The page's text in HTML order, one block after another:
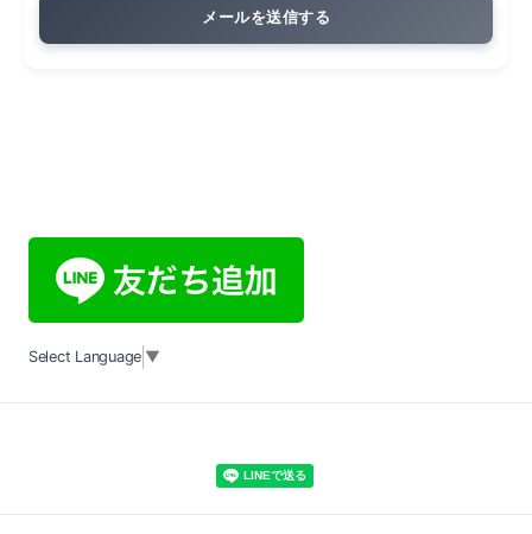
Select Language ▼